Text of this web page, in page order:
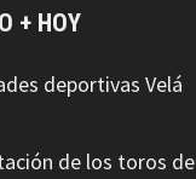
+ HOY
deportivas Velá
de los toros de